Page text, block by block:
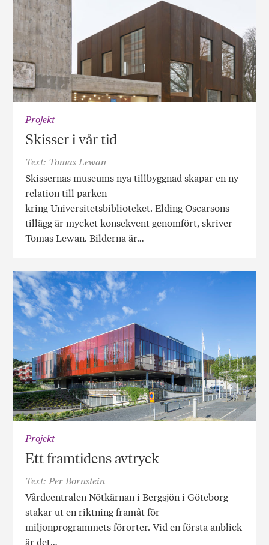
Projekt
Skisser i vår tid
Text: Tomas Lewan
Skissernas museums nya tillbyggnad skapar en ny
relation till parken
kring Universitetsbiblioteket. Elding Oscarsons
tillägg är mycket konsekvent genomfört, skriver
Tomas Lewan. Bilderna är…
Projekt
Ett framtidens avtryck
Text: Per Bornstein
Vårdcentralen Nötkärnan i Bergsjön i Göteborg
stakar ut en riktning framåt för
miljonprogrammets förorter. Vid en första anblick
är det…